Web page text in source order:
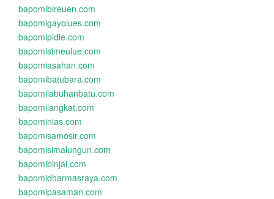
bapomibireuen.com
bapomigayolues.com
bapomipidie.com
bapomisimeulue.com
bapomiasahan.com
bapomibatubara.com
bapomilabuhanbatu.com
bapomilangkat.com
bapominias.com
bapomisamosir.com
bapomisimalungun.com
bapomibinjai.com
bapomidharmasraya.com
bapomipasaman.com